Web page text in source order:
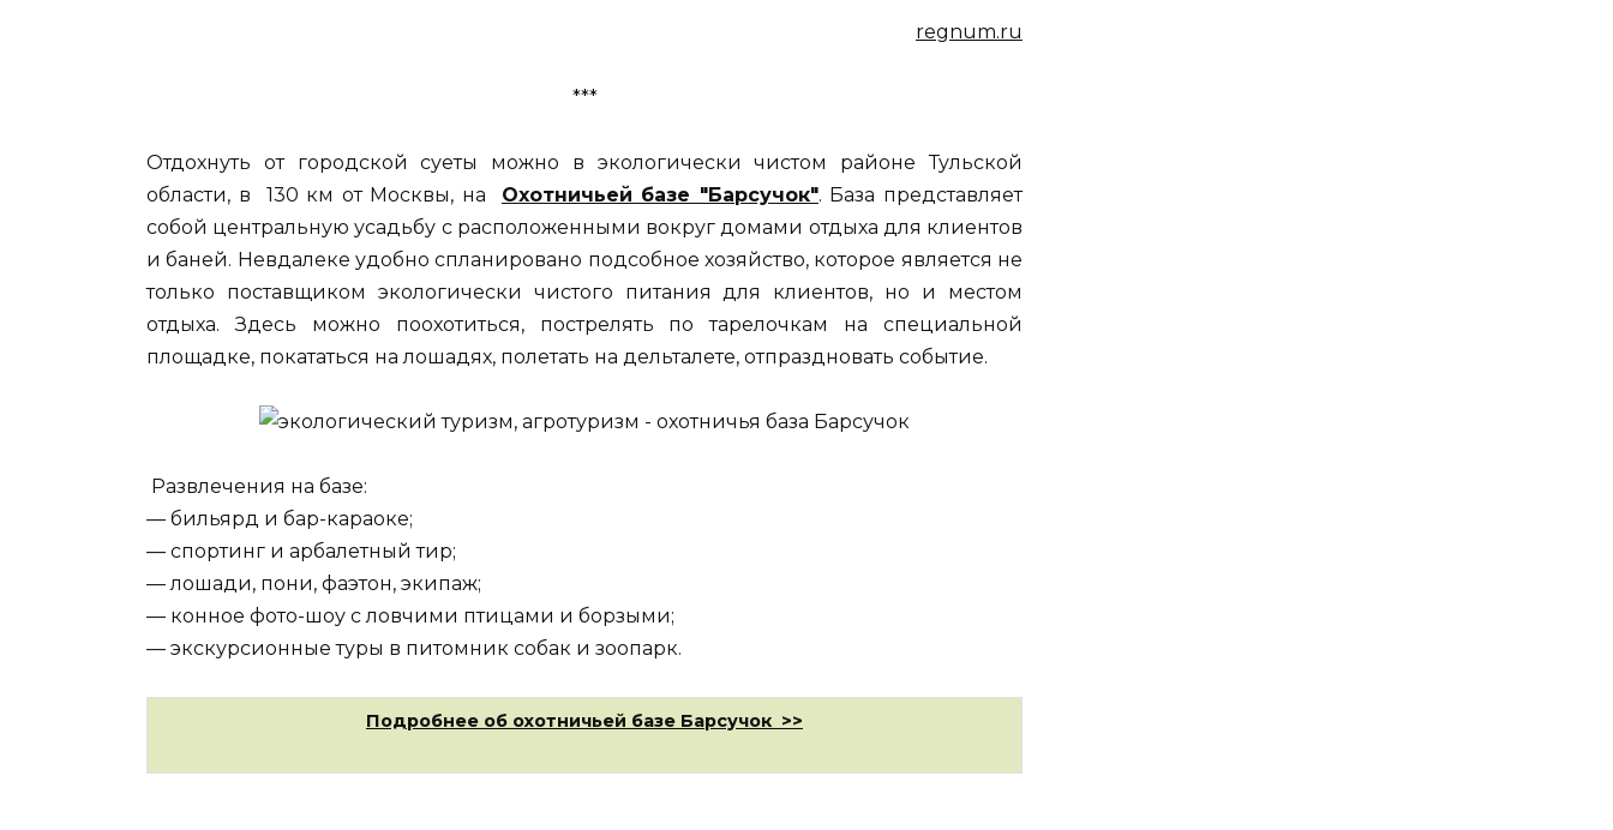
regnum.ru
***
Отдохнуть от городской суеты можно в экологически чистом районе Тульской
области, в 130 км от Москвы, на Охотничьей базе "Барсучок". База представляет
собой центральную усадьбу с расположенными вокруг домами отдыха для клиентов
и баней. Невдалеке удобно спланировано подсобное хозяйство, которое является не
только поставщиком экологически чистого питания для клиентов, но и местом
отдыха. Здесь можно поохотиться, пострелять по тарелочкам на специальной
площадке, покататься на лошадях, полетать на дельталете, отпраздновать событие.
Развлечения на базе:
— бильярд и бар-караоке;
— спортинг и арбалетный тир;
— лошади, пони, фаэтон, экипаж;
— конное фото-шоу с ловчими птицами и борзыми;
— экскурсионные туры в питомник собак и зоопарк.
Подробнее об охотничьей базе Барсучок >>